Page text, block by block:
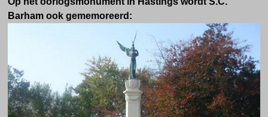
Barham ook gememoreerd: